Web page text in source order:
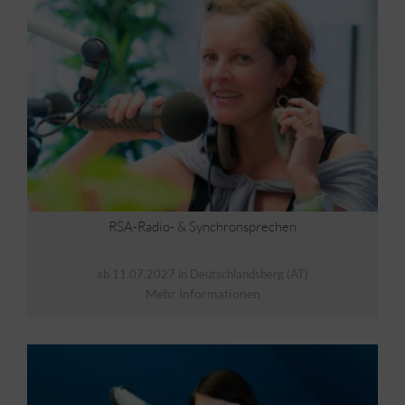
RSA-Radio- & Synchronsprechen
ab 11.07.2027 in Deutschlandsberg (AT)
Mehr Informationen